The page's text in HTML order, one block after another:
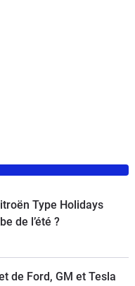
Type Holidays
de l’été ?
de Ford, GM et Tesla